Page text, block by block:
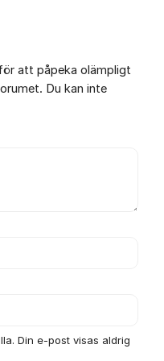
att påpeka olämpligt
Du kan inte
Din e-post visas aldrig